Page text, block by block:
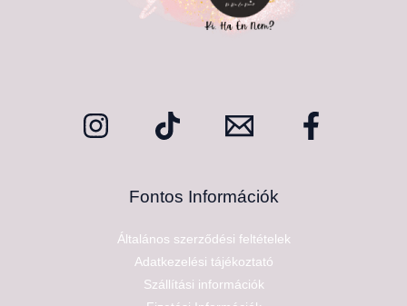
Fontos Információk
Általános szerződési feltételek
Adatkezelési tájékoztató
Szállítási információk